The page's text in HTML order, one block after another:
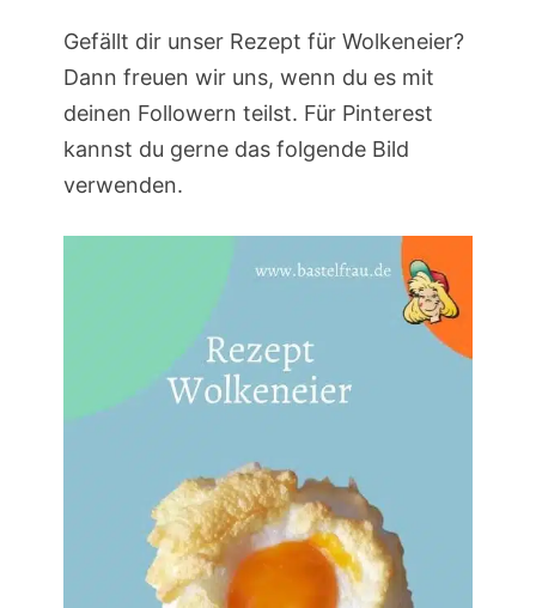
Gefällt dir unser Rezept für Wolkeneier?
Dann freuen wir uns, wenn du es mit
deinen Followern teilst. Für Pinterest
kannst du gerne das folgende Bild
verwenden.